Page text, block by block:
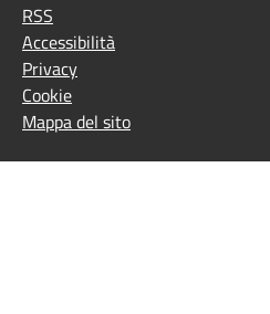
RSS
Accessibilità
Privacy
Cookie
Mappa del sito